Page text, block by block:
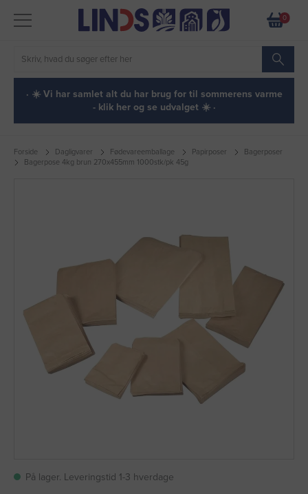
0
· ☀️ Vi har samlet alt du har brug for til sommerens varme
- klik her og se udvalget ☀️ ·
Forside Dagligvarer Fødevareemballage Papirposer
Bagerposer
Bagerpose 4kg brun 270x455mm 1000stk/pk 45g
På lager. Leveringstid 1-3 hverdage